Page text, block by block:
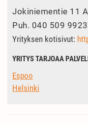
Jokiniementie 11
Puh. 040 509 9923
Yrityksen kotisivut:
YRITYS TARJOAA
Espoo
Helsinki